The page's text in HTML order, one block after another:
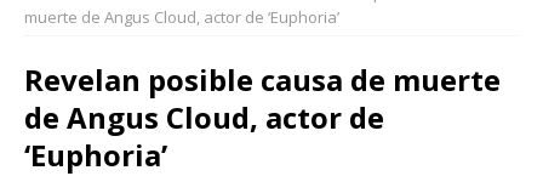
muerte de Angus Cloud, actor de ‘Euphoria’
Revelan posible causa de muerte
de Angus Cloud, actor de
‘Euphoria’